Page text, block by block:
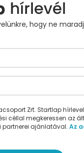
hogy ne
Zrt. Startlap
céllal megkeressen az
partnerei ajánlatával. Az